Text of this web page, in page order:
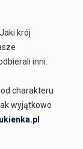
. Jaki krój
inni.
charakteru
wyjątkowo